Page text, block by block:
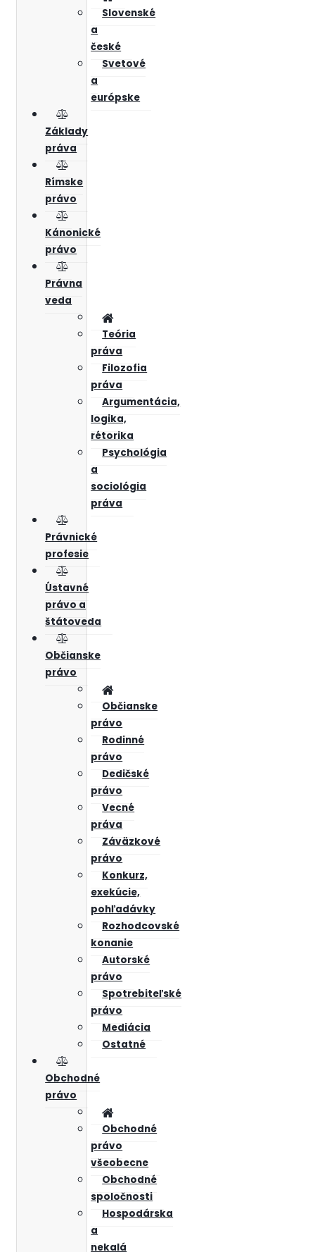
Slovenské
a
české
Svetové
a
európske
Základy
práva
Rímske
právo
Kánonické
právo
Právna
veda
Teória
práva
Filozofia
práva
Argumentácia,
logika,
rétorika
Psychológia
a
sociológia
práva
Právnické
profesie
Ústavné
právo a
štátoveda
Občianske
právo
Občianske
právo
Rodinné
právo
Dedičské
právo
Vecné
práva
Záväzkové
právo
Konkurz,
exekúcie,
pohľadávky
Rozhodcovské
konanie
Autorské
právo
Spotrebiteľské
právo
Mediácia
Ostatné
Obchodné
právo
Obchodné
právo
všeobecne
Obchodné
spoločnosti
Hospodárska
a
nekalá